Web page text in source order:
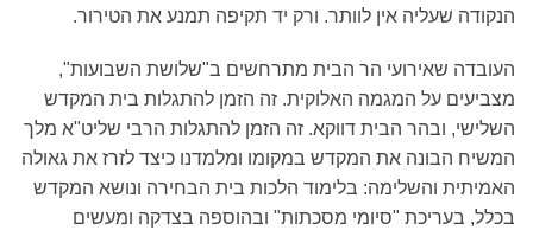
הנקודה שעליה אין לוותר. ורק יד תקיפה תמנע את הטירור.
העובדה שאירועי הר הבית מתרחשים ב"שלושת השבועות",
מצביעים על המגמה האלוקית. זה הזמן להתגלות בית המקדש
השלישי, ובהר הבית דווקא. זה הזמן להתגלות הרבי שליט"א מלך
המשיח הבונה את המקדש במקומו ומלמדנו כיצד לזרז את גאולה
האמיתית והשלימה: בלימוד הלכות בית הבחירה ונושא המקדש
בכלל, בעריכת "סיומי מסכתות" ובהוספה בצדקה ומעשים